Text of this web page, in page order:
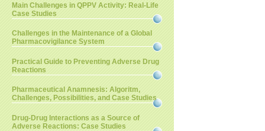
Main Challenges in QPPV Activity: Real-Life
Case Studies
Challenges in the Maintenance of a Global
Pharmacovigilance System
Practical Guide to Preventing Adverse Drug
Reactions
Pharmaceutical Anamnesis: Algoritm,
Challenges, Possibilities, and Case Studies
Drug-Drug Interactions as a Source of
Adverse Reactions: Case Studies